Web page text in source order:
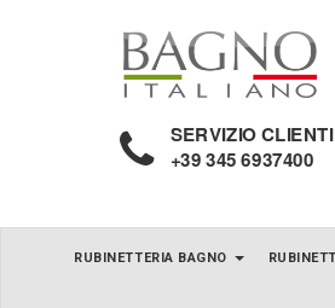
SERVIZIO CLIENTI
+39 345 6937400
RUBINETTERIA BAGNO